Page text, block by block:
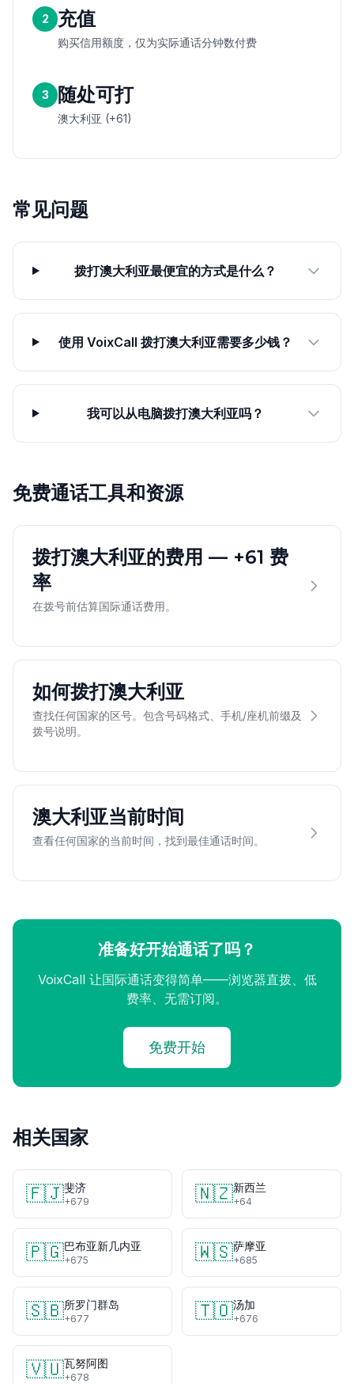
2 充值
购买信用额度，仅为实际通话分钟数付费
3 随处可打
澳大利亚 (+61)
常见问题
拨打澳大利亚最便宜的方式是什么？
使用 VoixCall 拨打澳大利亚需要多少钱？
我可以从电脑拨打澳大利亚吗？
免费通话工具和资源
拨打澳大利亚的费用 — +61 费
率
在拨号前估算国际通话费用。
如何拨打澳大利亚
查找任何国家的区号。包含号码格式、手机/座机前缀及
拨号说明。
澳大利亚当前时间
查看任何国家的当前时间，找到最佳通话时间。
准备好开始通话了吗？
VoixCall 让国际通话变得简单——浏览器直拨、低
费率、无需订阅。
免费开始
相关国家
🇫🇯斐济
+679 🇳🇿新西兰
+64
🇵🇬巴布亚新几内亚
+675 🇼🇸萨摩亚
+685
🇸🇧所罗门群岛
+677 🇹🇴汤加
+676
🇻🇺瓦努阿图
+678